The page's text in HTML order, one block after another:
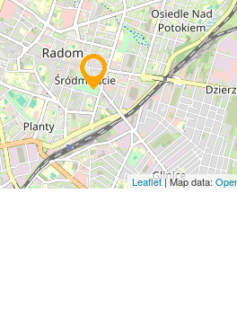
Leaflet| Map data: